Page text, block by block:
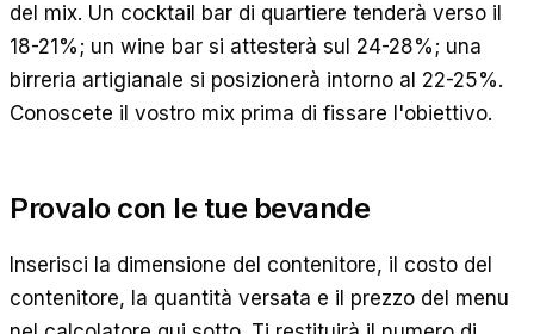
del mix. Un cocktail bar di quartiere tenderà verso il
18-21%; un wine bar si attesterà sul 24-28%; una
birreria artigianale si posizionerà intorno al 22-25%.
Conoscete il vostro mix prima di fissare l'obiettivo.
Provalo con le tue bevande
Inserisci la dimensione del contenitore, il costo del
contenitore, la quantità versata e il prezzo del menu